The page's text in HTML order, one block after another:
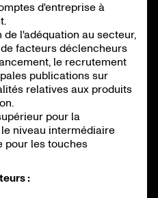
d'entreprise à
l'adéquation au secteur,
facteurs déclencheurs
le recrutement
publications sur
relatives aux produits
pour la
le niveau intermédiaire
pour les touches
: